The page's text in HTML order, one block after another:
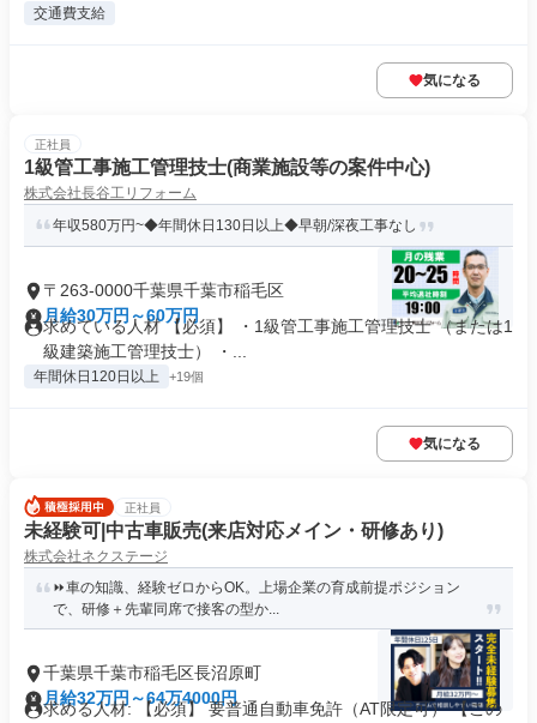
交通費支給
気になる
正社員
1級管工事施工管理技士(商業施設等の案件中心)
株式会社長谷工リフォーム
年収580万円~◆年間休日130日以上◆早朝/深夜工事なし
〒263-0000千葉県千葉市稲毛区
月給30万円～60万円
求めている人材 【必須】 ・1級管工事施工管理技士 （または1
級建築施工管理技士） ・...
年間休日120日以上 +19個
気になる
正社員
未経験可|中古車販売(来店対応メイン・研修あり)
株式会社ネクステージ
⏩️車の知識、経験ゼロからOK。上場企業の育成前提ポジション
で、研修＋先輩同席で接客の型か...
千葉県千葉市稲毛区長沼原町
月給32万円～64万4000円
求める人材: 【必須】 要普通自動車免許（AT限定可） 【この